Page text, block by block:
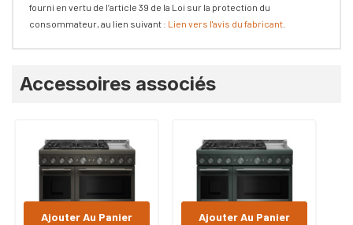
fourni en vertu de l’article 39 de la Loi sur la protection du
consommateur, au lien suivant : Lien vers l'avis du fabricant
Accessoires associés
Ajouter Au Panier Ajouter Au Panier